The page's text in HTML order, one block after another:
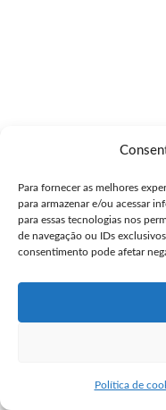
Para fornecer as melhores
para armazenar e/ou acessar
para essas tecnologias nos
de navegação ou IDs
consentimento pode afetar
Política de